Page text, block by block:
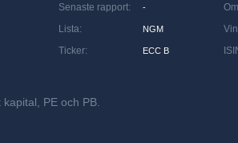
Senaste rapport: -
Lista: NGM
Ticker: ECC B
PE och PB.